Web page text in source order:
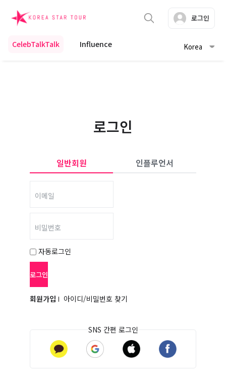
CelebTalkTalk Influence Korea
로그인
로그인
일반회원 인플루언서
이메일
비밀번호
자동로그인
회원가입 아이디/비밀번호 찾기
SNS 간편 로그인